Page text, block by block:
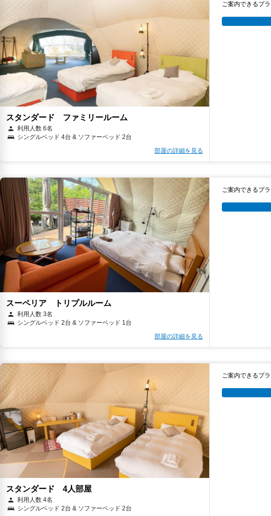
スタンダード ファミリールーム
利用人数 6名
シングルベッド 4台 & ソファーベッド 2台
部屋の詳細を見る
ご案内できるプ
スーペリア トリプルルーム
利用人数 3名
シングルベッド 2台 & ソファーベッド 1台
部屋の詳細を見る
ご案内できるプ
スタンダード 4人部屋
利用人数 4名
シングルベッド 2台 & ソファーベッド 2台
ご案内できるプ